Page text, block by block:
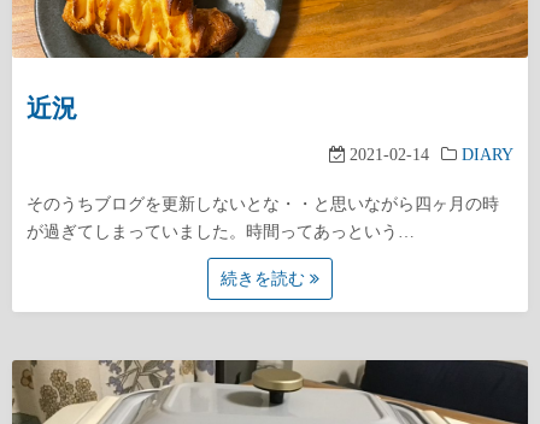
近況
2021-02-14 DIARY
そのうちブログを更新しないとな・・と思いながら四ヶ月の時
が過ぎてしまっていました。時間ってあっという…
続きを読む